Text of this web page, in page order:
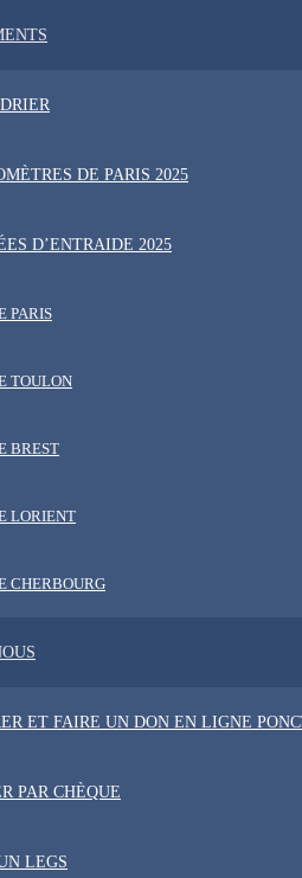
DE PARIS 2025
D’ENTRAIDE 2025
PARIS
TOULON
BREST
LORIENT
CHERBOURG
ET FAIRE UN DON EN LIGNE
PAR CHÈQUE
LEGS